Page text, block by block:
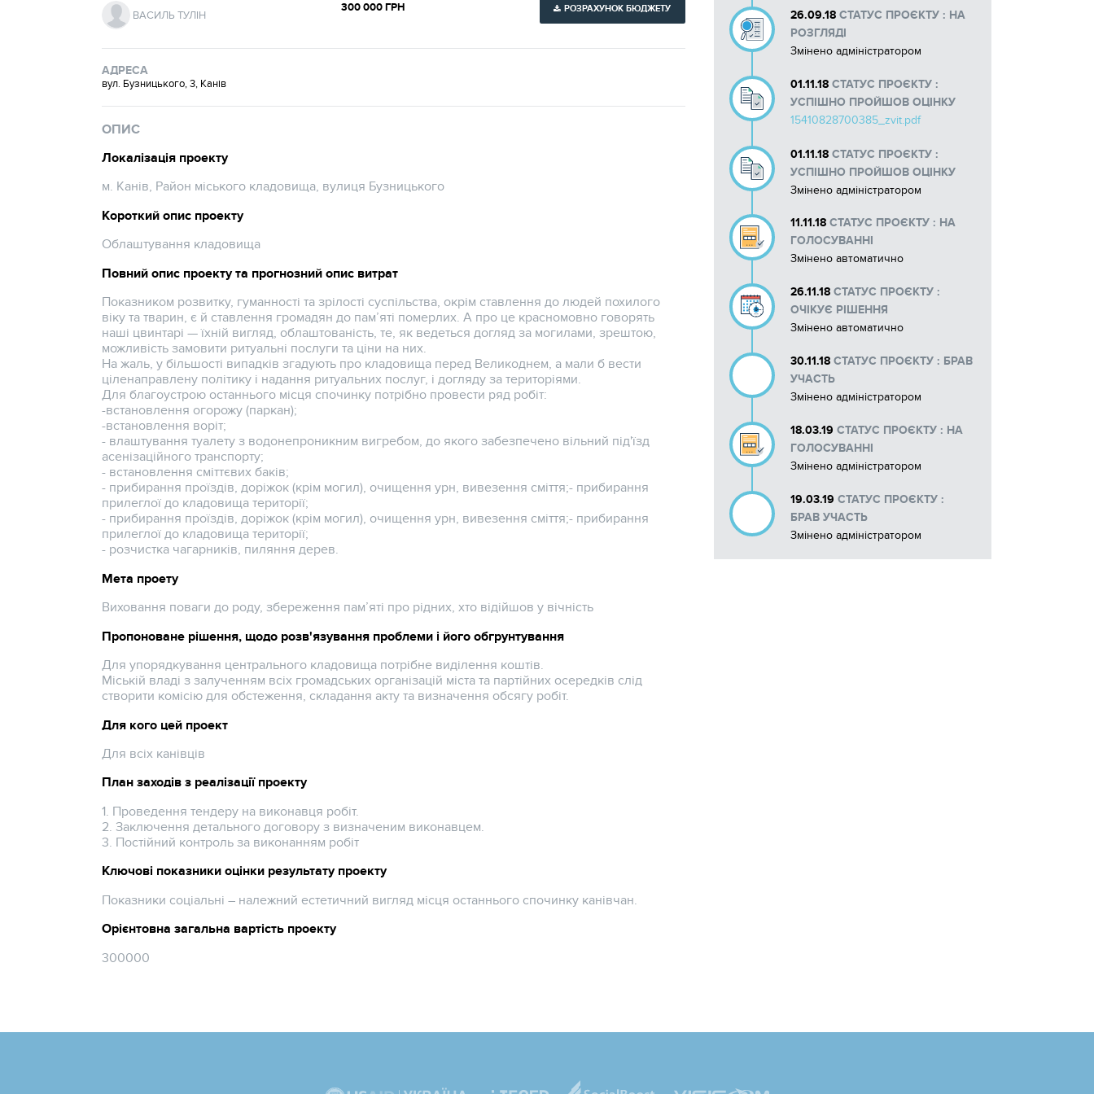
ВАСИЛЬ ТУЛІН
300 000 ГРН РОЗРАХУНОК БЮДЖЕТУ
АДРЕСА
вул. Бузницького, 3, Канів
ОПИС
Локалізація проекту
м. Канів, Район міського кладовища, вулиця Бузницького
Короткий опис проекту
Облаштування кладовища
Повний опис проекту та прогнозний опис витрат
Показником розвитку, гуманності та зрілості суспільства, окрім ставлення до людей похилого
віку та тварин, є й ставлення громадян до пам’яті померлих. А про це красномовно говорять
наші цвинтарі — їхній вигляд, облаштованість, те, як ведеться догляд за могилами, зрештою,
можливість замовити ритуальні послуги та ціни на них.
На жаль, у більшості випадків згадують про кладовища перед Великоднем, а мали б вести
ціленаправлену політику і надання ритуальних послуг, і догляду за територіями.
Для благоустрою останнього місця спочинку потрібно провести ряд робіт:
-встановлення огорожу (паркан);
-встановлення воріт;
- влаштування туалету з водонепроникним вигребом, до якого забезпечено вільний під'їзд
асенізаційного транспорту;
- встановлення сміттєвих баків;
- прибирання проїздів, доріжок (крім могил), очищення урн, вивезення сміття;- прибирання
прилеглої до кладовища території;
- прибирання проїздів, доріжок (крім могил), очищення урн, вивезення сміття;- прибирання
прилеглої до кладовища території;
- розчистка чагарників, пиляння дерев.
Мета проету
Виховання поваги до роду, збереження пам’яті про рідних, хто відійшов у вічність
Пропоноване рішення, щодо розв'язування проблеми і його обгрунтування
Для упорядкування центрального кладовища потрібне виділення коштів.
Міській владі з залученням всіх громадських організацій міста та партійних осередків слід
створити комісію для обстеження, складання акту та визначення обсягу робіт.
Для кого цей проект
Для всіх канівців
План заходів з реалізації проекту
1. Проведення тендеру на виконавця робіт.
2. Заключення детального договору з визначеним виконавцем.
3. Постійний контроль за виконанням робіт
Ключові показники оцінки результату проекту
Показники соціальні – належний естетичний вигляд місця останнього спочинку канівчан.
Орієнтовна загальна вартість проекту
300000
26.09.18 СТАТУС ПРОЄКТУ : НА
РОЗГЛЯДІ
Змінено адміністратором
01.11.18 СТАТУС ПРОЄКТУ :
УСПІШНО ПРОЙШОВ ОЦІНКУ
15410828700385_zvit.pdf
01.11.18 СТАТУС ПРОЄКТУ :
УСПІШНО ПРОЙШОВ ОЦІНКУ
Змінено адміністратором
11.11.18 СТАТУС ПРОЄКТУ : НА
ГОЛОСУВАННІ
Змінено автоматично
26.11.18 СТАТУС ПРОЄКТУ :
ОЧІКУЄ РІШЕННЯ
Змінено автоматично
30.11.18 СТАТУС ПРОЄКТУ : БРАВ
УЧАСТЬ
Змінено адміністратором
18.03.19 СТАТУС ПРОЄКТУ : НА
ГОЛОСУВАННІ
Змінено адміністратором
19.03.19 СТАТУС ПРОЄКТУ :
БРАВ УЧАСТЬ
Змінено адміністратором